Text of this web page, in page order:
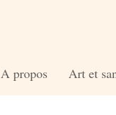
A propos Art et